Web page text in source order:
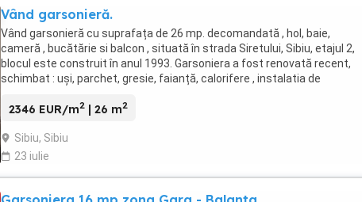
Vând garsonieră.
Vând garsonieră cu suprafața de 26 mp. decomandată , hol, baie,
cameră , bucătărie si balcon , situată în strada Siretului, Sibiu, etajul 2,
blocul este construit în anul 1993. Garsoniera a fost renovată recent,
schimbat : uși, parchet, gresie, faianță, calorifere , instalatia de
2346 EUR/m2 | 26 m2
Sibiu, Sibiu
23 iulie